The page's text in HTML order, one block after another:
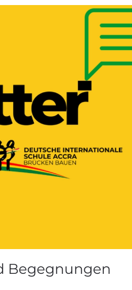
Begegnungen